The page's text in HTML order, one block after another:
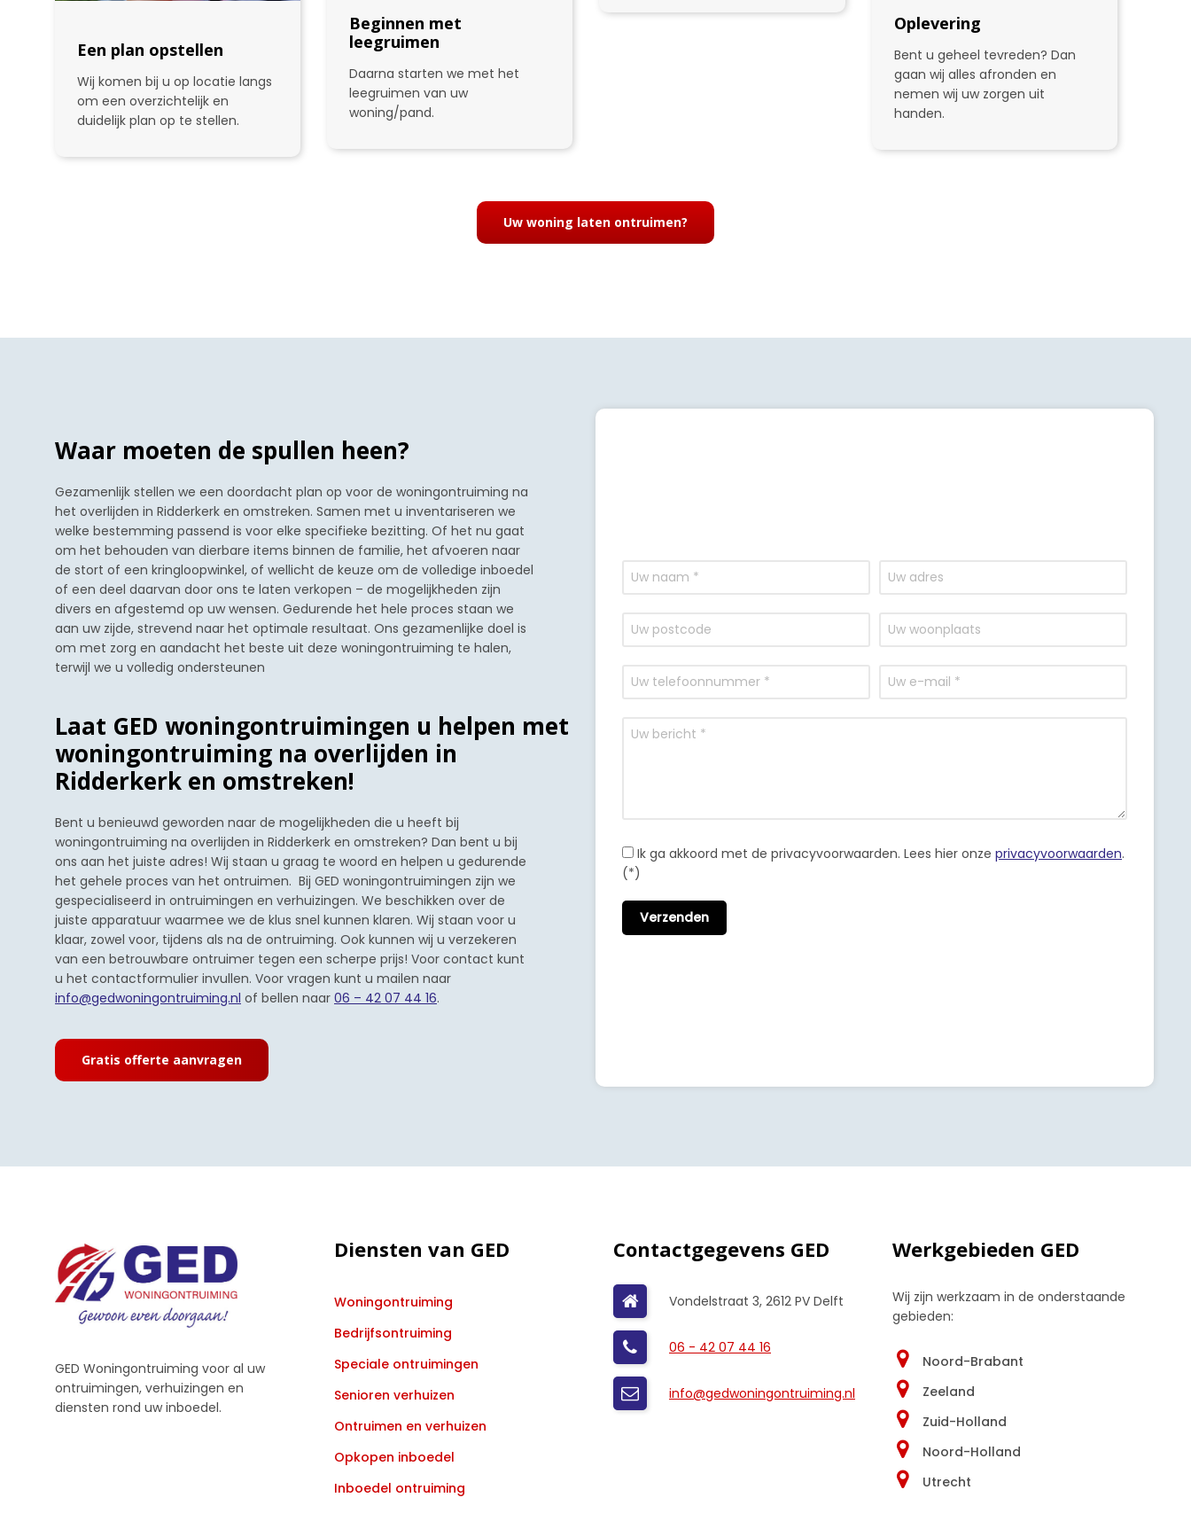
Een plan opstellen
Wij komen bij u op locatie langs
om een overzichtelijk en
duidelijk plan op te stellen.
Beginnen met
leegruimen
Daarna starten we met het
leegruimen van uw
woning/pand.
Oplevering
Bent u geheel tevreden? Dan
gaan wij alles afronden en
nemen wij uw zorgen uit
handen.
Uw woning laten ontruimen?
Waar moeten de spullen heen?
Gezamenlijk stellen we een doordacht plan op voor de woningontruiming na
het overlijden in Ridderkerk en omstreken. Samen met u inventariseren we
welke bestemming passend is voor elke specifieke bezitting. Of het nu gaat
om het behouden van dierbare items binnen de familie, het afvoeren naar
de stort of een kringloopwinkel, of wellicht de keuze om de volledige inboedel
of een deel daarvan door ons te laten verkopen – de mogelijkheden zijn
divers en afgestemd op uw wensen. Gedurende het hele proces staan we
aan uw zijde, strevend naar het optimale resultaat. Ons gezamenlijke doel is
om met zorg en aandacht het beste uit deze woningontruiming te halen,
terwijl we u volledig ondersteunen
Laat GED woningontruimingen u helpen met
woningontruiming na overlijden in
Ridderkerk en omstreken!
Bent u benieuwd geworden naar de mogelijkheden die u heeft bij
woningontruiming na overlijden in Ridderkerk en omstreken? Dan bent u bij
ons aan het juiste adres! Wij staan u graag te woord en helpen u gedurende
het gehele proces van het ontruimen. Bij GED woningontruimingen zijn we
gespecialiseerd in ontruimingen en verhuizingen. We beschikken over de
juiste apparatuur waarmee we de klus snel kunnen klaren. Wij staan voor u
klaar, zowel voor, tijdens als na de ontruiming. Ook kunnen wij u verzekeren
van een betrouwbare ontruimer tegen een scherpe prijs! Voor contact kunt
u het contactformulier invullen. Voor vragen kunt u mailen naar
info@gedwoningontruiming.nl of bellen naar 06 – 42 07 44 16.
Gratis offerte aanvragen
Ik ga akkoord met de privacyvoorwaarden. Lees hier onze privacyvoorwaarden.
(*)
GED Woningontruiming voor al uw
ontruimingen, verhuizingen en
diensten rond uw inboedel.
Diensten van GED
Woningontruiming
Bedrijfsontruiming
Speciale ontruimingen
Senioren verhuizen
Ontruimen en verhuizen
Opkopen inboedel
Inboedel ontruiming
Contactgegevens GED
Vondelstraat 3, 2612 PV Delft
06 - 42 07 44 16
info@gedwoningontruiming.nl
Werkgebieden GED
Wij zijn werkzaam in de onderstaande
gebieden:
Noord-Brabant
Zeeland
Zuid-Holland
Noord-Holland
Utrecht